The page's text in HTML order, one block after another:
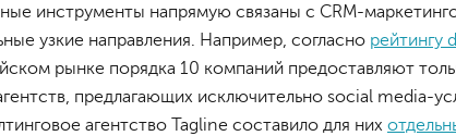
инструменты напрямую связаны с CRM-
узкие направления. Например, согласно рейтингу
рынке порядка 10 компаний предоставляют
предлагающих исключительно social media-
агентство Tagline составило для них